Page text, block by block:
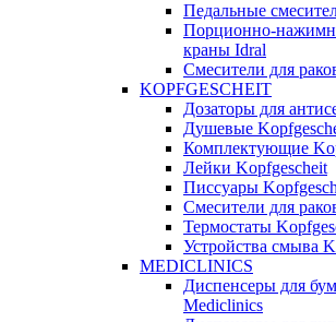
Педальные
Порционно-
краны Idral
Смеcители для
KOPFGESCHEIT
Дозаторы для
Душевые
Комплектующие
Лейки Kopfgescheit
Писсуары
Смесители для
Термостаты
Устройства смыва
MEDICLINICS
Диспенсеры для
Mediclinics